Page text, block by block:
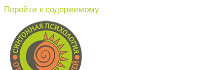
Перейти к содержимому